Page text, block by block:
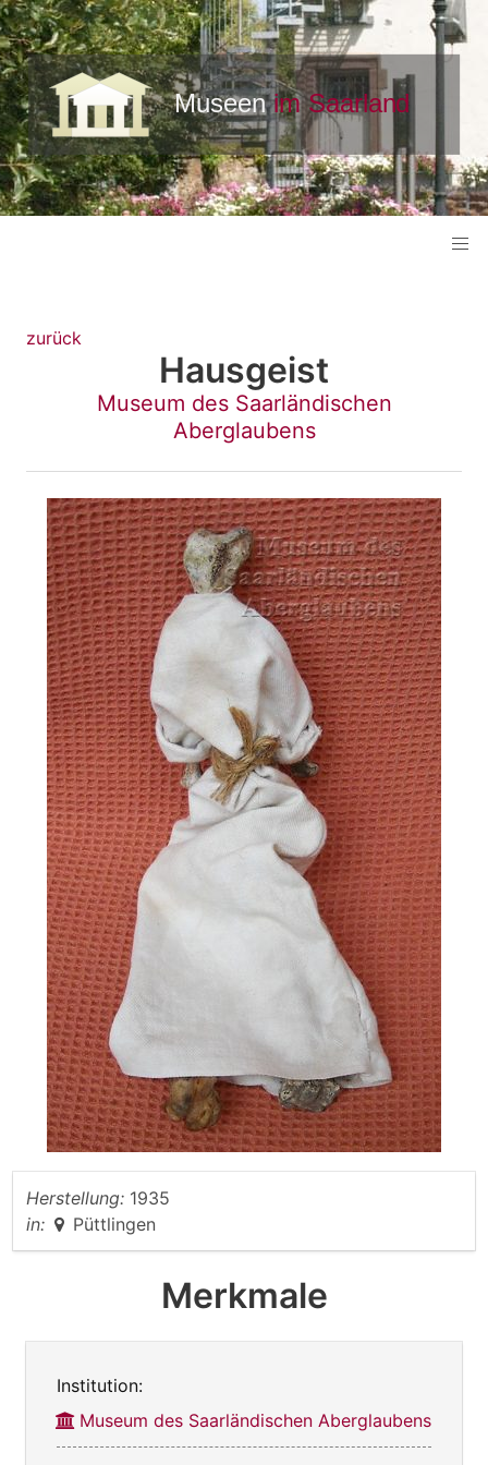
zurück
Hausgeist
Museum des Saarländischen
Aberglaubens
Herstellung: 1935
in:
Püttlingen
Merkmale
Institution:
Museum des Saarländischen Aberglaubens